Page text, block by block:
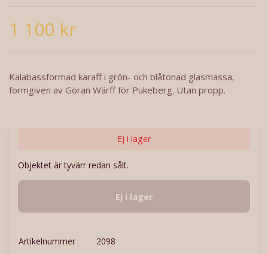
1 100 kr
Kalabassformad karaff i grön- och blåtonad glasmassa,
formgiven av Göran Wärff för Pukeberg. Utan propp.
Ej i lager
Objektet är tyvärr redan sålt.
Ej i lager
Artikelnummer 2098